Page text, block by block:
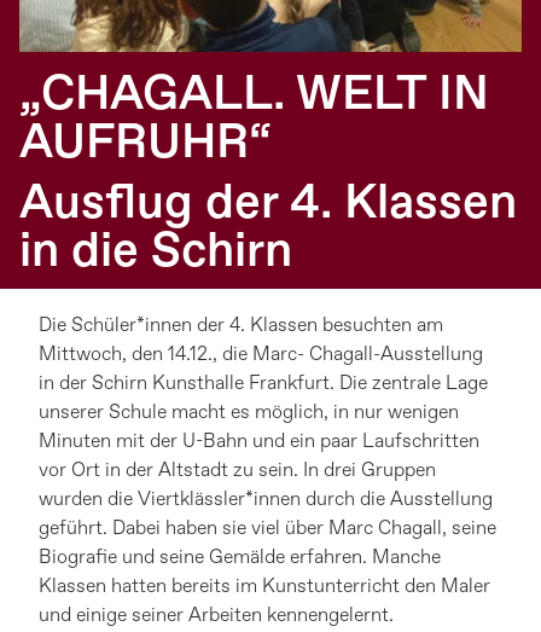
„CHAGALL. WELT IN
AUFRUHR“
Ausflug der 4. Klassen
in die Schirn
Die Schüler*innen der 4. Klassen besuchten am
Mittwoch, den 14.12., die Marc- Chagall-Ausstellung
in der Schirn Kunsthalle Frankfurt. Die zentrale Lage
unserer Schule macht es möglich, in nur wenigen
Minuten mit der U-Bahn und ein paar Laufschritten
vor Ort in der Altstadt zu sein. In drei Gruppen
wurden die Viertklässler*innen durch die Ausstellung
geführt. Dabei haben sie viel über Marc Chagall, seine
Biografie und seine Gemälde erfahren. Manche
Klassen hatten bereits im Kunstunterricht den Maler
und einige seiner Arbeiten kennengelernt.